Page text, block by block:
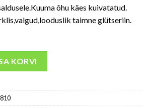
õhu käes kuivatatud.
taimne glütseriin.
KORVI